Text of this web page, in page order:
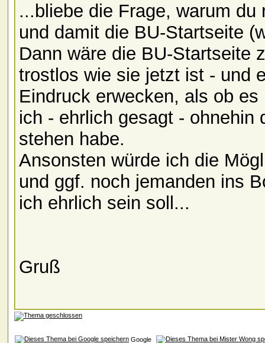
...bliebe die Frage, warum
und damit die BU-Startseite
Dann wäre die BU-Startseite
trostlos wie sie jetzt ist - und
Eindruck erwecken, als ob
ich - ehrlich gesagt - ohnehin
stehen habe.
Ansonsten würde ich die
und ggf. noch jemanden ins
ich ehrlich sein soll...
Gruß
Google